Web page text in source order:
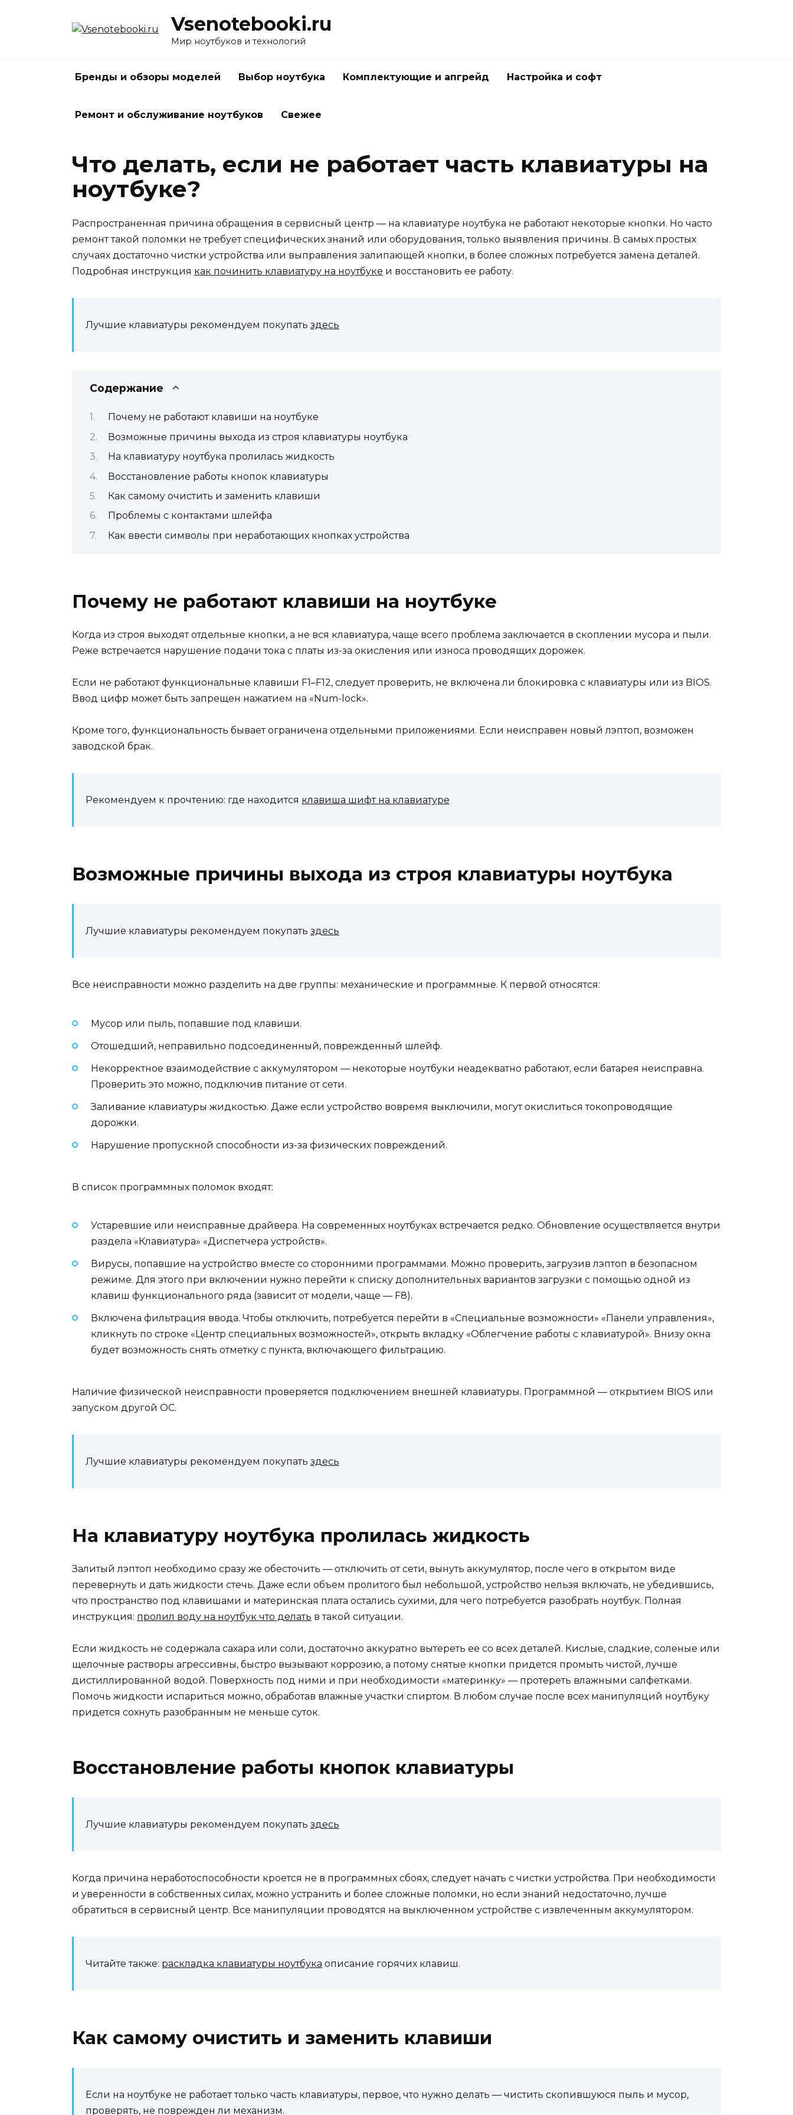
Vsenotebooki.ru
Мир ноутбуков и технологий
Бренды и обзоры моделей Выбор ноутбука Комплектующие и апгрейд Настройка и софт
Ремонт и обслуживание ноутбуков Свежее
Что делать, если не работает часть клавиатуры на
ноутбуке?
Распространенная причина обращения в сервисный центр — на клавиатуре ноутбука не работают некоторые кнопки. Но часто
ремонт такой поломки не требует специфических знаний или оборудования, только выявления причины. В самых простых
случаях достаточно чистки устройства или выправления залипающей кнопки, в более сложных потребуется замена деталей.
Подробная инструкция как починить клавиатуру на ноутбуке и восстановить ее работу.
Лучшие клавиатуры рекомендуем покупать здесь
Содержание
Почему не работают клавиши на ноутбуке
Возможные причины выхода из строя клавиатуры ноутбука
На клавиатуру ноутбука пролилась жидкость
Восстановление работы кнопок клавиатуры
Как самому очистить и заменить клавиши
Проблемы с контактами шлейфа
Как ввести символы при неработающих кнопках устройства
Почему не работают клавиши на ноутбуке
Когда из строя выходят отдельные кнопки, а не вся клавиатура, чаще всего проблема заключается в скоплении мусора и пыли.
Реже встречается нарушение подачи тока с платы из-за окисления или износа проводящих дорожек.
Если не работают функциональные клавиши F1–F12, следует проверить, не включена ли блокировка с клавиатуры или из BIOS.
Ввод цифр может быть запрещен нажатием на «Num-lock».
Кроме того, функциональность бывает ограничена отдельными приложениями. Если неисправен новый лэптоп, возможен
заводской брак.
Рекомендуем к прочтению: где находится клавиша шифт на клавиатуре
Возможные причины выхода из строя клавиатуры ноутбука
Лучшие клавиатуры рекомендуем покупать здесь
Все неисправности можно разделить на две группы: механические и программные. К первой относятся:
Мусор или пыль, попавшие под клавиши.
Отошедший, неправильно подсоединенный, поврежденный шлейф.
Некорректное взаимодействие с аккумулятором — некоторые ноутбуки неадекватно работают, если батарея неисправна.
Проверить это можно, подключив питание от сети.
Заливание клавиатуры жидкостью. Даже если устройство вовремя выключили, могут окислиться токопроводящие
дорожки.
Нарушение пропускной способности из-за физических повреждений.
В список программных поломок входят:
Устаревшие или неисправные драйвера. На современных ноутбуках встречается редко. Обновление осуществляется внутри
раздела «Клавиатура» «Диспетчера устройств».
Вирусы, попавшие на устройство вместе со сторонними программами. Можно проверить, загрузив лэптоп в безопасном
режиме. Для этого при включении нужно перейти к списку дополнительных вариантов загрузки с помощью одной из
клавиш функционального ряда (зависит от модели, чаще — F8).
Включена фильтрация ввода. Чтобы отключить, потребуется перейти в «Специальные возможности» «Панели управления»,
кликнуть по строке «Центр специальных возможностей», открыть вкладку «Облегчение работы с клавиатурой». Внизу окна
будет возможность снять отметку с пункта, включающего фильтрацию.
Наличие физической неисправности проверяется подключением внешней клавиатуры. Программной — открытием BIOS или
запуском другой ОС.
Лучшие клавиатуры рекомендуем покупать здесь
На клавиатуру ноутбука пролилась жидкость
Залитый лэптоп необходимо сразу же обесточить — отключить от сети, вынуть аккумулятор, после чего в открытом виде
перевернуть и дать жидкости стечь. Даже если объем пролитого был небольшой, устройство нельзя включать, не убедившись,
что пространство под клавишами и материнская плата остались сухими, для чего потребуется разобрать ноутбук. Полная
инструкция: пролил воду на ноутбук что делать в такой ситуации.
Если жидкость не содержала сахара или соли, достаточно аккуратно вытереть ее со всех деталей. Кислые, сладкие, соленые или
щелочные растворы агрессивны, быстро вызывают коррозию, а потому снятые кнопки придется промыть чистой, лучше
дистиллированной водой. Поверхность под ними и при необходимости «материнку» — протереть влажными салфетками.
Помочь жидкости испариться можно, обработав влажные участки спиртом. В любом случае после всех манипуляций ноутбуку
придется сохнуть разобранным не меньше суток.
Восстановление работы кнопок клавиатуры
Лучшие клавиатуры рекомендуем покупать здесь
Когда причина неработоспособности кроется не в программных сбоях, следует начать с чистки устройства. При необходимости
и уверенности в собственных силах, можно устранить и более сложные поломки, но если знаний недостаточно, лучше
обратиться в сервисный центр. Все манипуляции проводятся на выключенном устройстве с извлеченным аккумулятором.
Читайте также: раскладка клавиатуры ноутбука описание горячих клавиш.
Как самому очистить и заменить клавиши
Если на ноутбуке не работает только часть клавиатуры, первое, что нужно делать — чистить скопившуюся пыль и мусор,
проверять, не поврежден ли механизм.